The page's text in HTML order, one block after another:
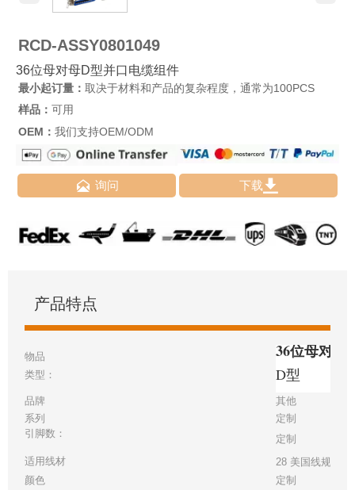
RCD-ASSY0801049
36位母对母D型并口电缆组件
最小起订量： 取决于材料和产品的复杂程度，通常为100PCS
样品： 可用
OEM： 我们支持OEM/ODM
 询问 下载
产品特点
物品 36位母对母
类型： D型
品牌
其他
系列
定制
引脚数：
定制
适用线材
28 美国线规
颜色
定制